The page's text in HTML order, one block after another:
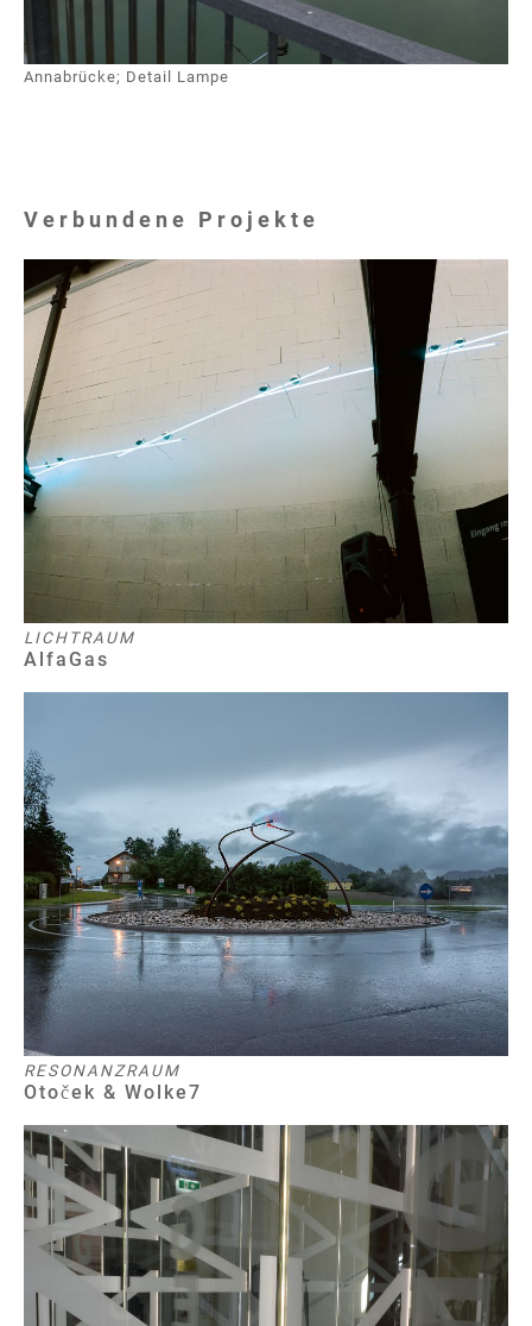
Annabrücke; Detail Lampe
Verbundene Projekte
LICHTRAUM
AlfaGas
RESONANZRAUM
Otoček & Wolke7